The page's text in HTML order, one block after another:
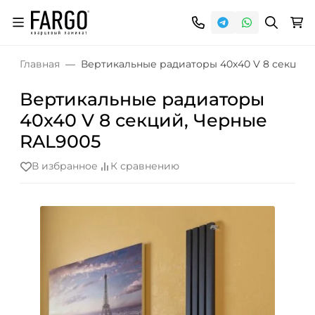
Главная Вертикальные радиаторы 40x40 V 8
Вертикальные радиаторы
40x40 V 8 секций, Черные
RAL9005
В избранное К сравнению